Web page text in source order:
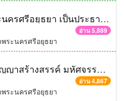
ผู้ว่าราชการจังหวัดพระนครศรีอยุธยา เป็นประธานเปิดโครงการเพิ่มประสิทธิภาพแนวทางการดำเนินยุทธศาสตร์ฯ ปี 2558
อ่าน 5,889
ระนครศรีอยุธยา
OTOP ตระการตาภูมิปัญญาสร้างสรรค์ มหัศจรรย์สินค้า “กลุ่มจังหวัดภาคกลางตอนบน 1”
อ่าน 4,867
ระนครศรีอยุธยา